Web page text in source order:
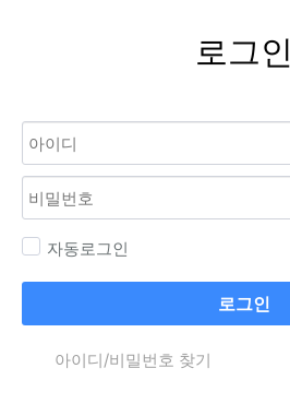
로그인
자동로그인
로그인
아이디/비밀번호 찾기